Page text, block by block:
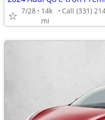
7/28
14k
mi